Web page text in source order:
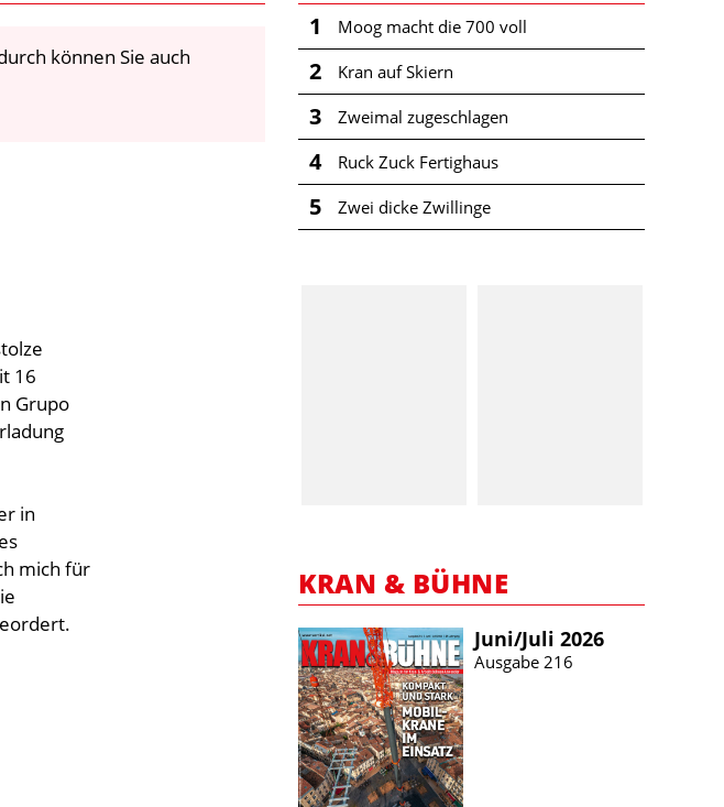
können Sie auch
16
Grupo
in
mich für
1 Moog macht die 700 voll
2 Kran auf Skiern
3 Zweimal zugeschlagen
4 Ruck Zuck Fertighaus
5 Zwei dicke Zwillinge
KRAN & BÜHNE
Juni/​Juli 2026
Ausgabe 216